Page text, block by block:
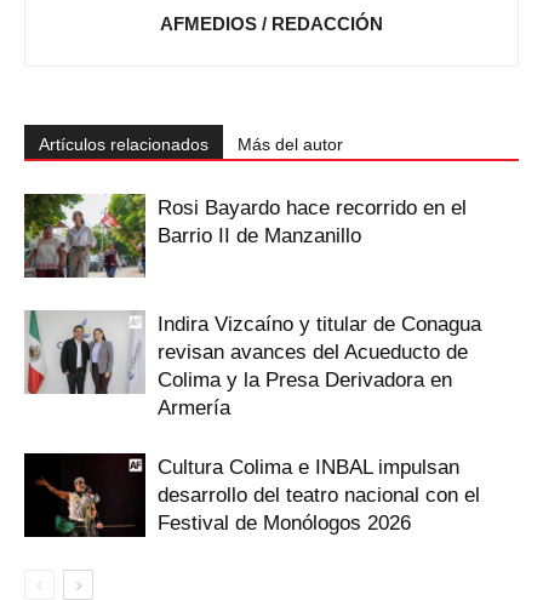
AFMEDIOS / REDACCIÓN
Artículos relacionados Más del autor
Rosi Bayardo hace recorrido en el
Barrio II de Manzanillo
Indira Vizcaíno y titular de Conagua
revisan avances del Acueducto de
Colima y la Presa Derivadora en
Armería
Cultura Colima e INBAL impulsan
desarrollo del teatro nacional con el
Festival de Monólogos 2026